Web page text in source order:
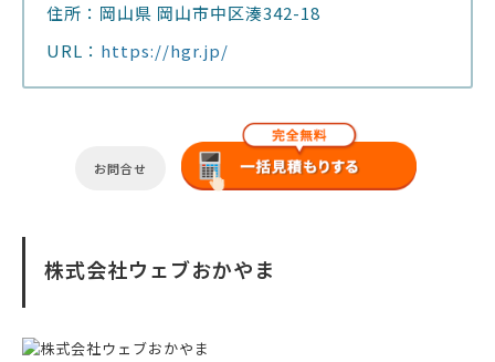
住所：岡山県 岡山市中区湊342-18
URL： https://hgr.jp/
お問合せ
株式会社ウェブおかやま